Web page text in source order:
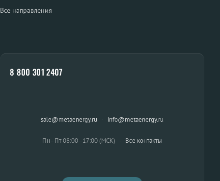
Все направления
8 800 301 2407
sale@metaenergy.ru · info@metaenergy.ru
Пн–Пт 08:00–17:00 (МСК) · Все контакты